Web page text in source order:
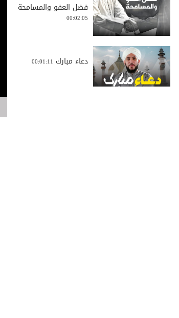
فضل العفو والمسامحة
00:02:05
دعاء مبارك 00:01:11